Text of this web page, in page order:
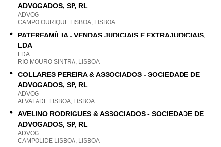
ADVOGADOS, SP, RL
ADVOG
CAMPO OURIQUE LISBOA, LISBOA
PATERFAMÍLIA - VENDAS JUDICIAIS E EXTRAJUDICIAIS,
LDA
LDA
RIO MOURO SINTRA, LISBOA
COLLARES PEREIRA & ASSOCIADOS - SOCIEDADE DE
ADVOGADOS, SP, RL
ADVOG
ALVALADE LISBOA, LISBOA
AVELINO RODRIGUES & ASSOCIADOS - SOCIEDADE DE
ADVOGADOS, SP, RL
ADVOG
CAMPOLIDE LISBOA, LISBOA